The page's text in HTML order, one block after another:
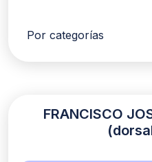
Por categorías
FRANCISCO